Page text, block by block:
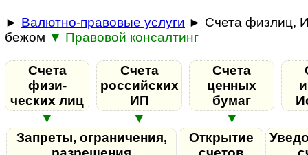
► Валютно-правовые услуги ► Счета физлиц,
бежом ▼ Правовой консалтинг
Счета
фи­зи­
ческих лиц
Счета
российских
ИП
Счета
ценных
бумаг
▼
▼
▼
Запреты, огра­ни­че­ния,
Открытие